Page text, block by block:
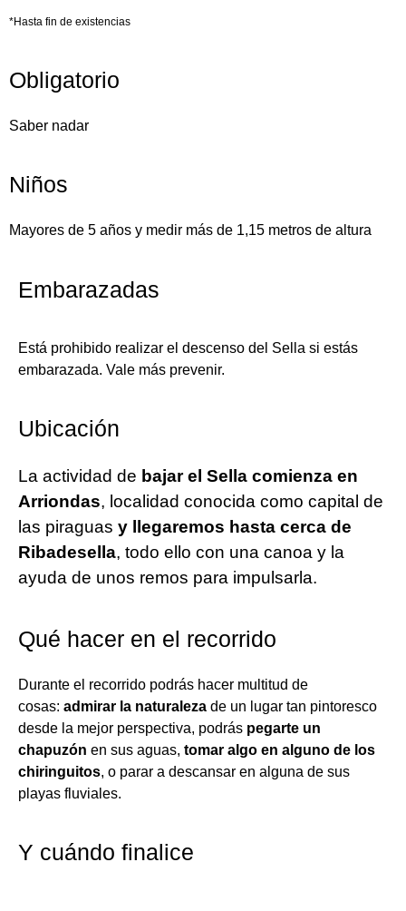
*Hasta fin de existencias
Obligatorio
Saber nadar
Niños
Mayores de 5 años y medir más de 1,15 metros de altura
Embarazadas
Está prohibido realizar el descenso del Sella si estás
embarazada. Vale más prevenir.
Ubicación
La actividad de bajar el Sella comienza en
Arriondas, localidad conocida como capital de
las piraguas y llegaremos hasta cerca de
Ribadesella, todo ello con una canoa y la
ayuda de unos remos para impulsarla.
Qué hacer en el recorrido
Durante el recorrido podrás hacer multitud de
cosas: admirar la naturaleza de un lugar tan pintoresco
desde la mejor perspectiva, podrás pegarte un
chapuzón en sus aguas, tomar algo en alguno de los
chiringuitos, o parar a descansar en alguna de sus
playas fluviales.
Y cuándo finalice